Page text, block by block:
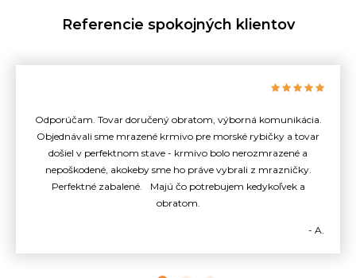
Referencie spokojných klientov
Odporúčam. Tovar doručený obratom, výborná komunikácia.
Objednávali sme mrazené krmivo pre morské rybičky a tovar
došiel v perfektnom stave - krmivo bolo nerozmrazené a
nepoškodené, akokeby sme ho práve vybrali z mrazničky.
Perfektné zabalené. Majú čo potrebujem kedykoľvek a
obratom.
- A.